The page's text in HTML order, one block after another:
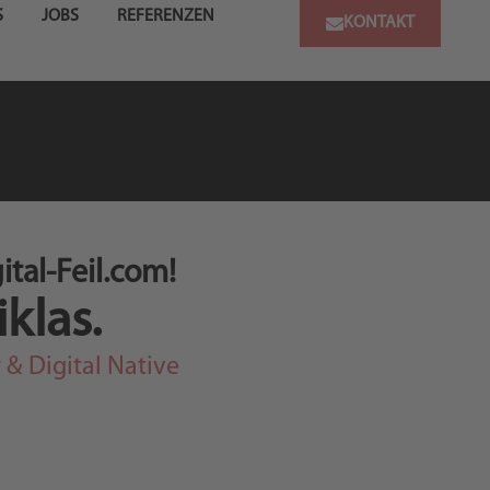
JOBS REFERENZEN KONTAKT
Feil.com!
& Digital Native